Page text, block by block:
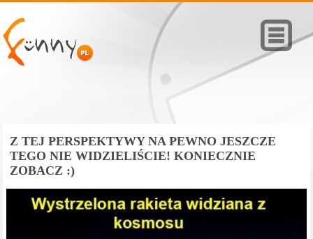
Z TEJ PERSPEKTYWY NA PEWNO JESZCZE
TEGO NIE WIDZIELIŚCIE! KONIECZNIE
ZOBACZ :)